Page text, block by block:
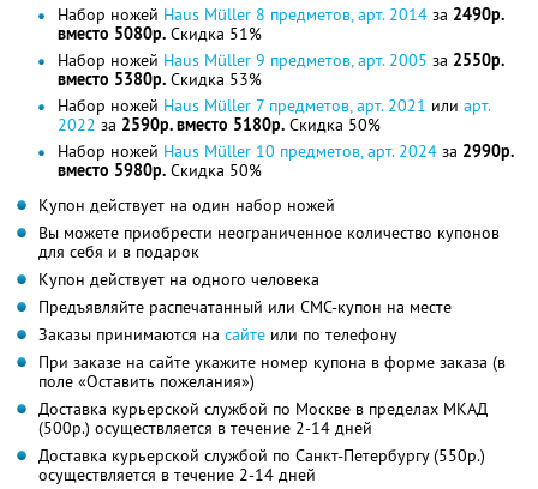
Набор ножей Haus Müller 8 предметов, арт. 2014 за 2490р.
вместо 5080р. Скидка 51%
Набор ножей Haus Müller 9 предметов, арт. 2005 за 2550р.
вместо 5380р. Скидка 53%
Набор ножей Haus Müller 7 предметов, арт. 2021 или арт.
2022 за 2590р. вместо 5180р. Скидка 50%
Набор ножей Haus Müller 10 предметов, арт. 2024 за 2990р.
вместо 5980р. Скидка 50%
Купон действует на один набор ножей
Вы можете приобрести неограниченное количество купонов
для себя и в подарок
Купон действует на одного человека
Предъявляйте распечатанный или СМС-купон на месте
Заказы принимаются на сайте или по телефону
При заказе на сайте укажите номер купона в форме заказа (в
поле «Оставить пожелания»)
Доставка курьерской службой по Москве в пределах МКАД
(500р.) осуществляется в течение 2-14 дней
Доставка курьерской службой по Санкт-Петербургу (550р.)
осуществляется в течение 2-14 дней